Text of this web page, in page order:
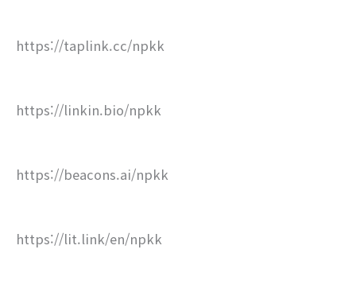
https://taplink.cc/npkk
https://linkin.bio/npkk
https://beacons.ai/npkk
https://lit.link/en/npkk